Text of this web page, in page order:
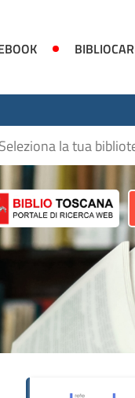
Seleziona
la